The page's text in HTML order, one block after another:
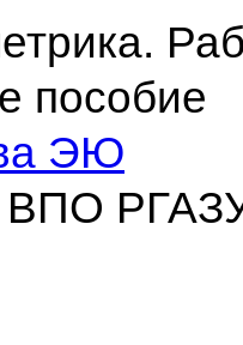
пособие
ЭЮ